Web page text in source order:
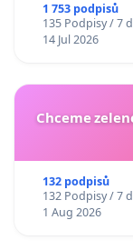
1 753 podpisů
135 Podpisy / 7
14 Jul 2026
Chceme
132 podpisů
132 Podpisy / 7
1 Aug 2026